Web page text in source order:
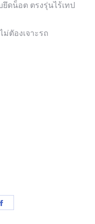
ดน็อต ตรงรุ่นไร้เทป
ตัองเจาะรถ